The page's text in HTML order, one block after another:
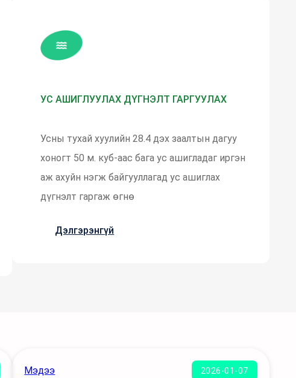
УС АШИГЛУУЛАХ ДҮГНЭЛТ ГАРГУУЛАХ
Усны тухай хуулийн 28.4 дэх заалтын дагуу
хоногт 50 м. куб-аас бага ус ашигладаг иргэн
аж ахуйн нэгж байгууллагад ус ашиглах
дүгнэлт гаргаж өгнө
Дэлгэрэнгүй
Мэдээ 2026-01-07